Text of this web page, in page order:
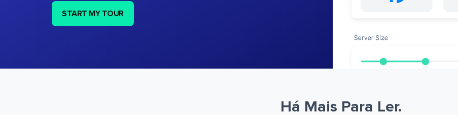
START MY TOUR
Há Mais Para Ler.